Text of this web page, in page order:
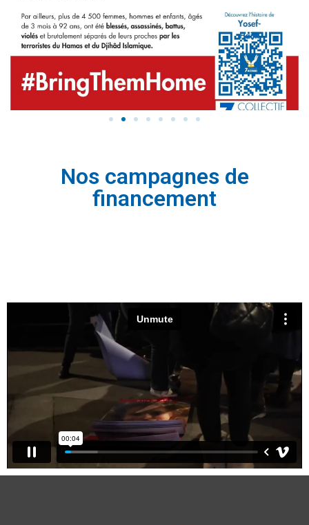
Nos campagnes de
financement